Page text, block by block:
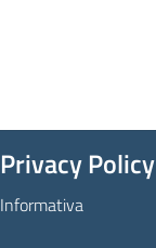
Privacy Policy
Informativa